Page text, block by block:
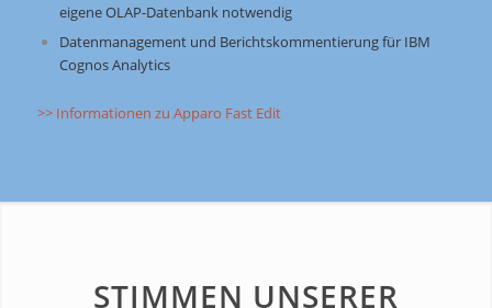
eigene OLAP-Datenbank notwendig
Datenmanagement und Berichtskommentierung für IBM
Cognos Analytics
>> Informationen zu Apparo Fast Edit
STIMMEN UNSERER